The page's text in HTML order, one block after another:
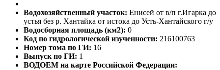
Водохозяйственный участок: Енисей от в/п г.Игарка до
устья без р. Хантайка от истока до Усть-Хантайского г/у
Водосборная площадь (км2): 0
Код по гидрологической изученности: 216100763
Номер тома по ГИ: 16
Выпуск по ГИ: 1
ВОДОЕМ на карте Российской Федерации: